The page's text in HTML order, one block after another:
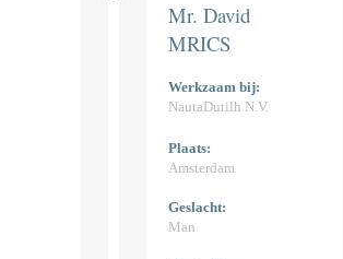
Mr. David
MRICS
Werkzaam bij:
NautaDutilh N.V.
Plaats:
Amsterdam
Geslacht:
Man